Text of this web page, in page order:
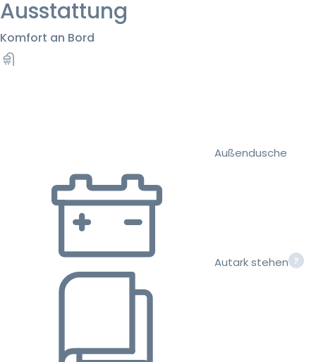
Ausstattung
Komfort an Bord
Außendusche
Autark stehen